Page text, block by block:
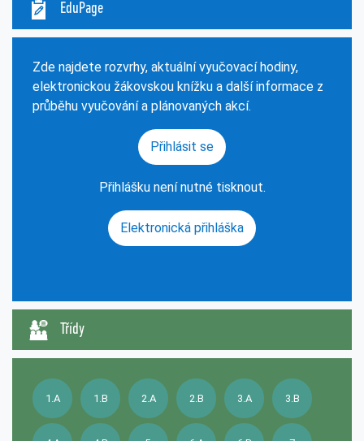
EduPage
Zde najdete rozvrhy, aktuální vyučovací hodiny,
elektronickou žákovskou knížku a další informace z
průběhu vyučování a plánovaných akcí.
Přihlásit se
Přihlášku není nutné tisknout.
Elektronická přihláška
Třídy
1.A 1.B 2.A 2.B 3.A 3.B